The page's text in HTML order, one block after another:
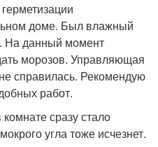
доме. Был влажный
На данный момент
морозов. Управляющая
справилась. Рекомендую
работ.
сразу стало
угла тоже исчезнет.